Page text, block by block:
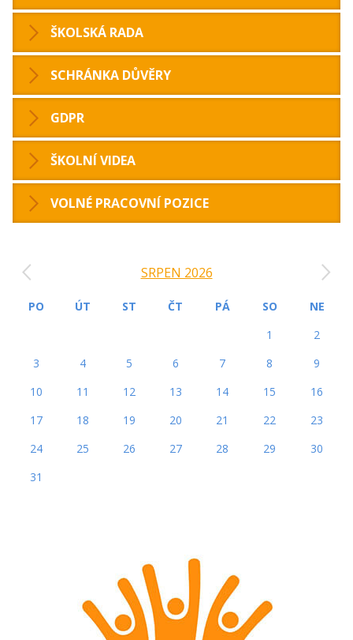
ŠKOLSKÁ RADA
SCHRÁNKA DŮVĚRY
GDPR
ŠKOLNÍ VIDEA
VOLNÉ PRACOVNÍ POZICE
SRPEN 2026
PO ÚT ST ČT PÁ SO
NE
1
2
3
4 5 6 7 8
9
10
11 12 13 14 15
16
17
18 19 20 21 22
23
24
25 26 27 28 29
30
31